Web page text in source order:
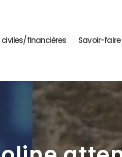
civiles/financières Savoir-faire